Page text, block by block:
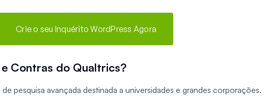
Crie o seu Inquérito WordPress Agora
Contras do Qualtrics?
pesquisa avançada destinada a universidades e grandes corporações.